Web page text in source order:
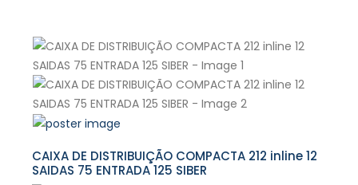
CAIXA DE DISTRIBUIÇÃO COMPACTA 212 inline 12
SAIDAS 75 ENTRADA 125 SIBER